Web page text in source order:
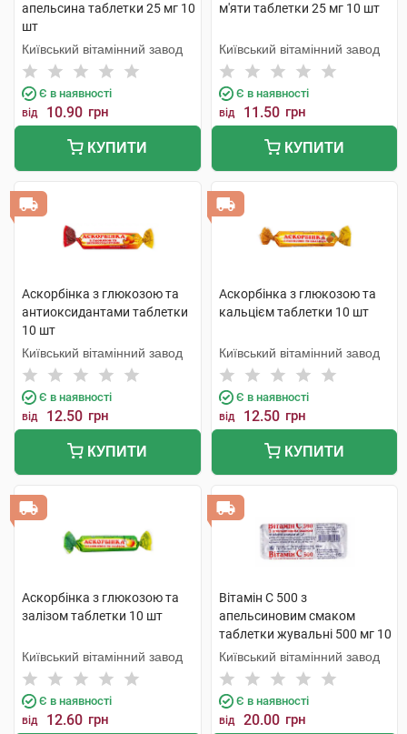
апельсина таблетки 25 мг 10
шт
Київський вітамінний завод
Є в наявності
від 10.90 грн
КУПИТИ
м'яти таблетки 25 мг 10 шт
Київський вітамінний завод
Є в наявності
від 11.50 грн
КУПИТИ
Аскорбінка з глюкозою та
антиоксидантами таблетки
10 шт
Київський вітамінний завод
Є в наявності
від 12.50 грн
КУПИТИ
Аскорбінка з глюкозою та
кальцієм таблетки 10 шт
Київський вітамінний завод
Є в наявності
від 12.50 грн
КУПИТИ
Аскорбінка з глюкозою та
залізом таблетки 10 шт
Київський вітамінний завод
Є в наявності
від 12.60 грн
Вітамін C 500 з
апельсиновим смаком
таблетки жувальні 500 мг 10
шт
Київський вітамінний завод
Є в наявності
від 20.00 грн